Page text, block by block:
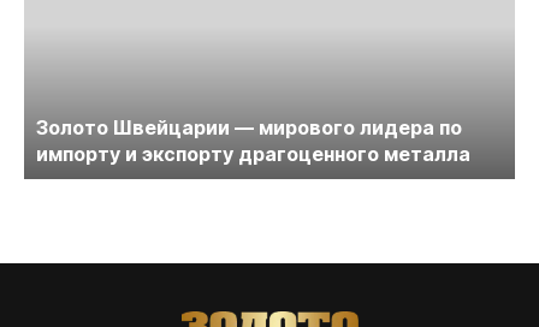
Золото Швейцарии — мирового лидера по
импорту и экспорту драгоценного металла